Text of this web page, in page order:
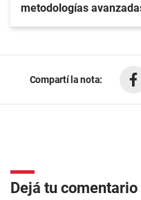
metodologías
Compartí la nota:
Dejá tu comentario